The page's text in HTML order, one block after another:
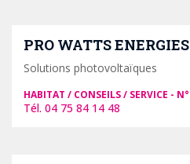
PRO WATTS ENERGIES
Solutions photovoltaïques
HABITAT / CONSEILS / SERVICE
04 75 84 14 48